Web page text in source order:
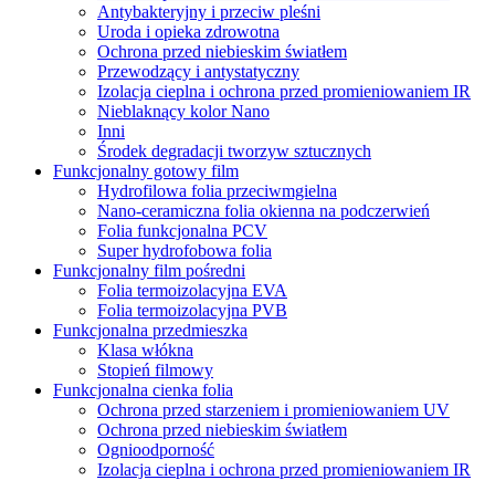
Antybakteryjny i przeciw pleśni
Uroda i opieka zdrowotna
Ochrona przed niebieskim światłem
Przewodzący i antystatyczny
Izolacja cieplna i ochrona przed promieniowaniem IR
Nieblaknący kolor Nano
Inni
Środek degradacji tworzyw sztucznych
Funkcjonalny gotowy film
Hydrofilowa folia przeciwmgielna
Nano-ceramiczna folia okienna na podczerwień
Folia funkcjonalna PCV
Super hydrofobowa folia
Funkcjonalny film pośredni
Folia termoizolacyjna EVA
Folia termoizolacyjna PVB
Funkcjonalna przedmieszka
Klasa włókna
Stopień filmowy
Funkcjonalna cienka folia
Ochrona przed starzeniem i promieniowaniem UV
Ochrona przed niebieskim światłem
Ognioodporność
Izolacja cieplna i ochrona przed promieniowaniem IR